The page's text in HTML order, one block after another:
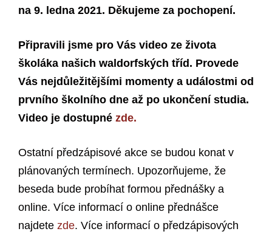
na 9. ledna 2021. Děkujeme za pochopení.
Připravili jsme pro Vás video ze života
školáka našich waldorfských tříd. Provede
Vás nejdůležitějšími momenty a událostmi od
prvního školního dne až po ukončení studia.
Video je dostupné zde.
Ostatní předzápisové akce se budou konat v
plánovaných termínech. Upozorňujeme, že
beseda bude probíhat formou přednášky a
online. Více informací o online přednášce
najdete zde. Více informací o předzápisových